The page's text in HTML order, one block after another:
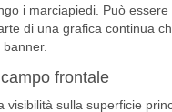
i marciapiedi. Può essere
di una grafica continua
frontale
visibilità sulla superficie